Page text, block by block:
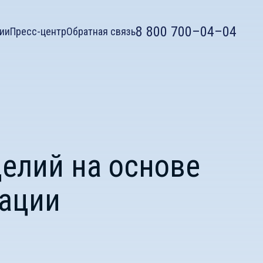
Пресс-центрОбратная связь8 800 700–04–04
на основе